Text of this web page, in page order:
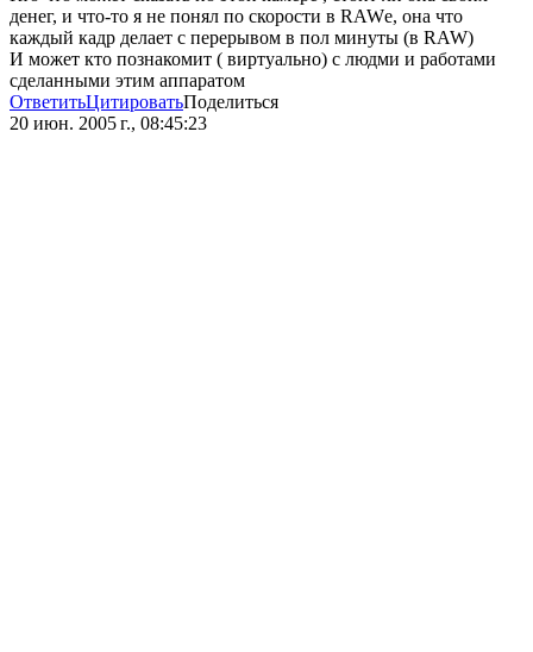
денег, и что-то я не понял по скорости в RAWе, она что
каждый кадр делает с перерывом в пол минуты (в RAW)
И может кто познакомит ( виртуально) с людми и работами
сделанными этим аппаратом
ОтветитьЦитироватьПоделиться
20 июн. 2005 г., 08:45:23